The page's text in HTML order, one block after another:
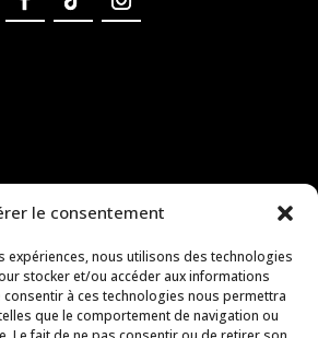
le consentement
expériences, nous utilisons des technologies
stocker et/ou accéder aux informations
à ces technologies nous permettra
que le comportement de navigation ou
vous